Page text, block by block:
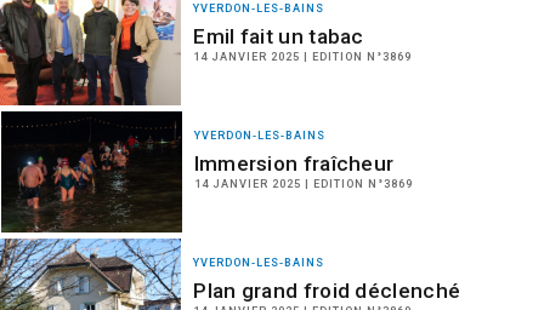
YVERDON-LES-BAINS
Emil fait un tabac
14 JANVIER 2025 | EDITION N°3869
YVERDON-LES-BAINS
Immersion fraîcheur
14 JANVIER 2025 | EDITION N°3869
YVERDON-LES-BAINS
Plan grand froid déclenché